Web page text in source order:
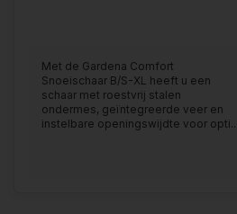
Met de Gardena Comfort
Snoeischaar B/S-XL heeft u een
schaar met roestvrij stalen
ondermes, geïntegreerde veer en
instelbare openingswijdte voor opti...